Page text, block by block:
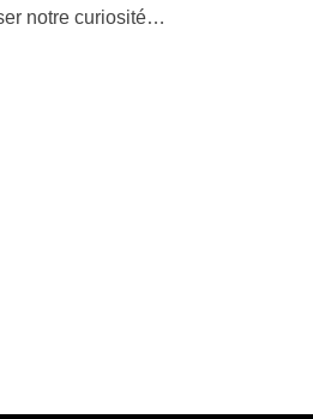
notre curiosité…